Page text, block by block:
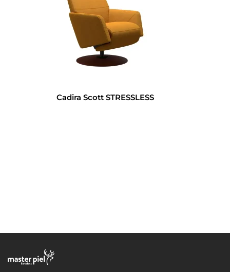
Cadira Scott STRESSLESS